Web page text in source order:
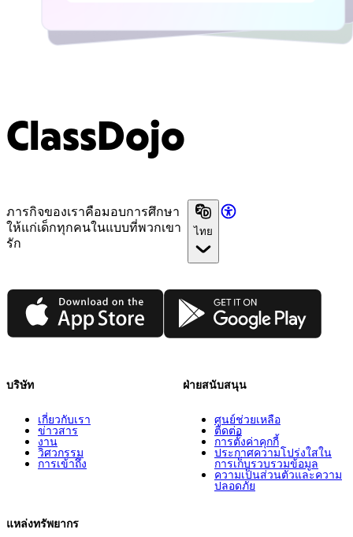
ClassDojo
ภารกิจของเราคือมอบการศึกษา
ให้แก่เด็กทุกคนในแบบที่พวกเขา
รัก
ไทย
App Store Google Play
บริษัท
เกี่ยวกับเรา
ข่าวสาร
งาน
วิศวกรรม
การเข้าถึง
แหล่งทรัพยากร
ฝ่ายสนับสนุน
ศูนย์ช่วยเหลือ
ติดต่อ
การตั้งค่าคุกกี้
ประกาศความโปร่งใสใน
การเก็บรวบรวมข้อมูล
ความเป็นส่วนตัวและความ
ปลอดภัย